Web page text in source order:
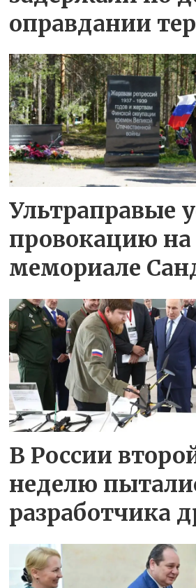
оправдании
Ультраправые
провокацию на
мемориале
В России
неделю
разработчика